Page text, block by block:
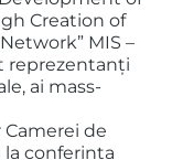
Creation of
MIS –
reprezentanți
ai mass-
de
conferința